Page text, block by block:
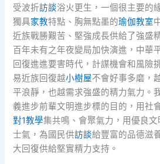
受波折訪談浴火更生，一個很主要的
獨具家教特點、胸無點墨的瑜伽教室
近族戰勝艱苦、堅強成長供給了強盛
百年未有之年夜變局加快演進，中華
回復進進要害時代，計謀機會和風險
易近族回復越小樹屋不會好事多磨，
平浪靜，也越需求強盛的精力氣力。
義進步前輩文明進步標的目的，用社
對1教學集共鳴、會聚氣力，用優良
士氣，為國民供訪談給豐富的品德滋
大回復供給堅實精力支持。